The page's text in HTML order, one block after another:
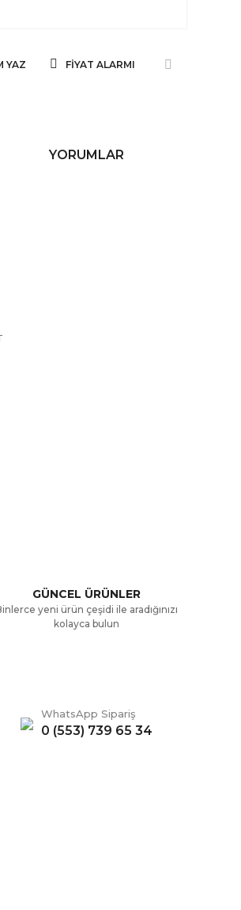
YAZ FIYAT ALARMI
YORUMLAR
GÜNCEL ÜRÜNLER
yeni ürün çeşidi ile aradığınızı
kolayca bulun
WhatsApp Sipariş
0 (553) 739 65 34